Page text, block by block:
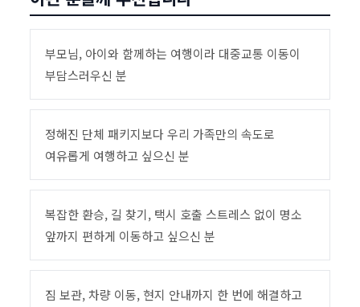
부모님, 아이와 함께하는 여행이라 대중교통 이동이
부담스러우신 분
정해진 단체 패키지보다 우리 가족만의 속도로
여유롭게 여행하고 싶으신 분
복잡한 환승, 길 찾기, 택시 호출 스트레스 없이 명소
앞까지 편하게 이동하고 싶으신 분
짐 보관, 차량 이동, 현지 안내까지 한 번에 해결하고